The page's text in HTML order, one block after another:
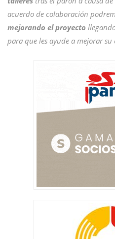
acuerdo de colaboración
mejorando el proyecto
para que les ayude a mejorar su